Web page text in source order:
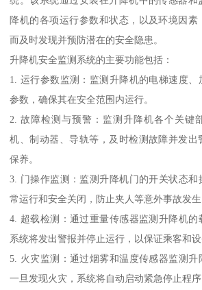
降机的各项运行参数和状态，以及环境因素
而及时发现并预防潜在的安全隐患。
升降机安全监测系统的主要功能包括：
1. 运行参数监测：监测升降机的电梯速度
参数，确保其在安全范围内运行。
2. 故障检测与预警：监测升降机各个关键
机、制动器、导轨等，及时检测故障并发出
保养。
3. 门操作监测：监测升降机门的开关状态和
常运行和安全关闭，防止夹人等意外事故发生
4. 超载检测：通过重量传感器监测升降机的
系统将发出警报并停止运行，以保证乘客和设
5. 火灾监测：通过烟雾和温度传感器监测升
一旦发现火灾，系统将自动启动紧急停止程序